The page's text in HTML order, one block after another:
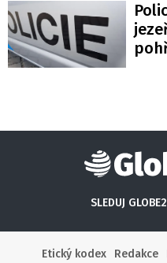
SLEDUJ
Etický kodex
Redakce